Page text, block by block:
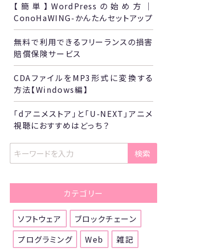
【簡単】WordPressの始め方｜
ConoHaWING-かんたんセットアップ
無料で利用できるフリーランスの損害
賠償保険サービス
CDAファイルをMP3形式に変換する
方法【Windows編】
「dアニメストア」と「U-NEXT」アニメ
視聴におすすめはどっち？
検索
カテゴリー
ソフトウェア
ブロックチェーン
プログラミング
Web
雑記